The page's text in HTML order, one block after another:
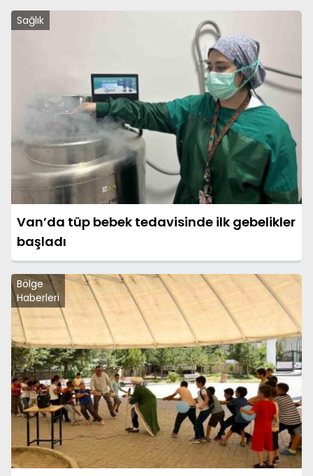
Sağlık
Van’da tüp bebek tedavisinde ilk gebelikler
başladı
Bölge
Haberleri